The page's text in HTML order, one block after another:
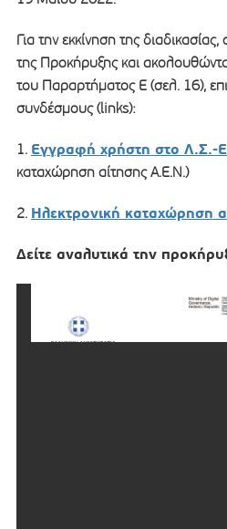
Για την εκκίνηση της
της Προκήρυξης και
του Παραρτήματος Ε (σελ. 16),
συνδέσμους (links):
1. Εγγραφή χρήστη στο Λ.Σ.-
καταχώρηση αίτησης Α.Ε.Ν.)
2. Ηλεκτρονική καταχώρηση
Δείτε αναλυτικά την